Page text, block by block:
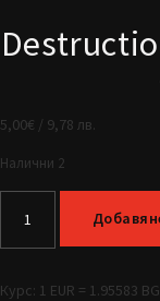
5,00€ / 9,78 лв.
Налични 2
Курс: 1 EUR = 1.95583